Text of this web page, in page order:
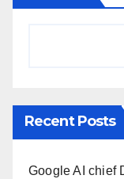
Recent Posts
Google AI chief